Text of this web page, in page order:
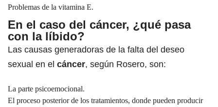
Problemas de la vitamina E.
En el caso del cáncer, ¿qué pasa
con la líbido?
Las causas generadoras de la falta del deseo
sexual en el cáncer, según Rosero, son:
La parte psicoemocional.
El proceso posterior de los tratamientos, donde pueden producir